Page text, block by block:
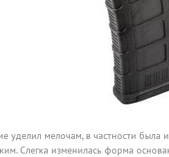
мелочам, в частности была
Слегка изменилась форма